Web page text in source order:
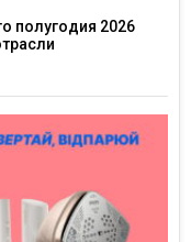
полугодия 2026